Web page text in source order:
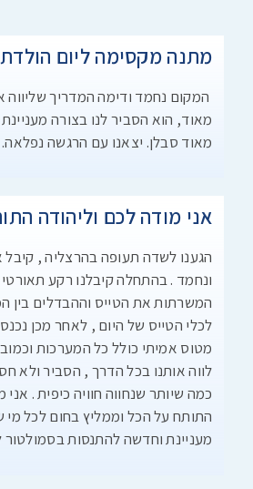
מתנה מקסימה ליום הולדת
המקום נחמד ודימה המדריך שליווה
מאוד, הוא הסביר לנו בצורה
מאוד סבלן. יצאנו עם הרגשה נפלאה.
אני מודה לכם וליהודה
הגענו לשדה תעופה בהרצליה , קיבל
ונחמד . בהתחלה קיבלנו רקע
המשרתות את הטייס וההבדלים בין
לכלי הטייס של היום , לאחר מכן
מטוס אמיתי כולל כל המערכות
לווה אותנו בכל הדרך , הסביר ולא
כמה שיותר שנחווה חוויה כיפית . אני
התותח על הכל וממליץ בחום לכל
מעניינת וחדשה להתנסות